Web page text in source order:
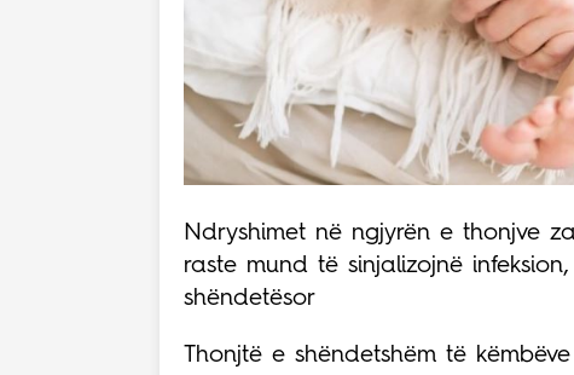
Ndryshimet në ngjyrën e thonjve
raste mund të sinjalizojnë
shëndetësor
Thonjtë e shëndetshëm të